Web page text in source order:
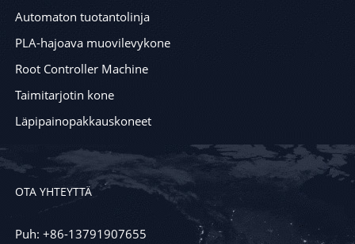
Automaton tuotantolinja
PLA-hajoava muovilevykone
Root Controller Machine
Taimitarjotin kone
Läpipainopakkauskoneet
OTA YHTEYTTÄ
Puh: +86-13791907655